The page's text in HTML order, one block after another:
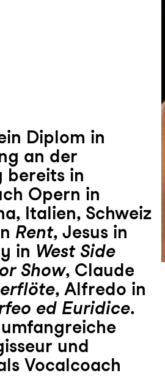
Diplom in
an der
bereits in
Opern in
Italien, Schweiz
Rent, Jesus in
in West Side
Show, Claude
, Alfredo in
ed Euridice.
und
Vocalcoach